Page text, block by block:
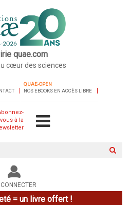
quae.com
cœur des sciences
QUAE-OPEN
NOS EBOOKS EN ACCÈS LIBRE
vous à la
le
site
= un livre offert !